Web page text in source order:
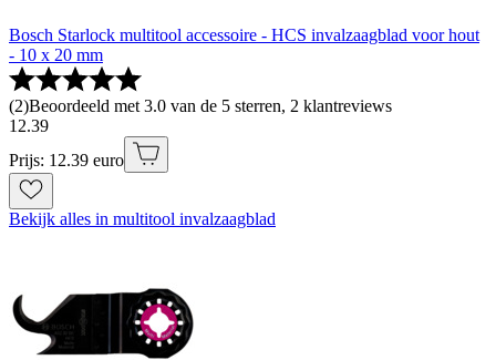
Bosch Starlock multitool accessoire - HCS invalzaagblad voor hout
- 10 x 20 mm
(2)Beoordeeld met 3.0 van de 5 sterren, 2 klantreviews
12.39
Prijs: 12.39 euro
Bekijk alles in multitool invalzaagblad